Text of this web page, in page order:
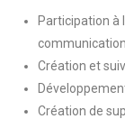
Participation à
communication
Création et
Création de